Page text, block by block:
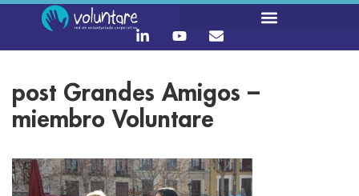
post Grandes Amigos –
miembro Voluntare